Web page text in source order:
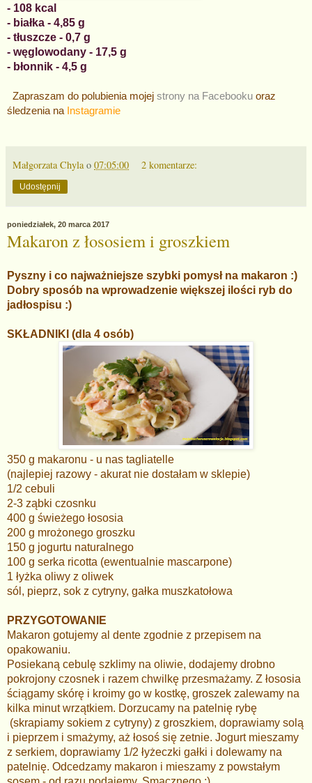
- 108 kcal
- białka - 4,85 g
- tłuszcze - 0,7 g
- węglowodany - 17,5 g
- błonnik - 4,5 g
Zapraszam do polubienia mojej strony na Facebooku oraz
śledzenia na Instagramie
Małgorzata Chyla o 07:05:00 2 komentarze:
Udostępnij
poniedziałek, 20 marca 2017
Makaron z łososiem i groszkiem
Pyszny i co najważniejsze szybki pomysł na makaron :)
Dobry sposób na wprowadzenie większej ilości ryb do
jadłospisu :)
SKŁADNIKI (dla 4 osób)
350 g makaronu - u nas tagliatelle
(najlepiej razowy - akurat nie dostałam w sklepie)
1/2 cebuli
2-3 ząbki czosnku
400 g świeżego łososia
200 g mrożonego groszku
150 g jogurtu naturalnego
100 g serka ricotta (ewentualnie mascarpone)
1 łyżka oliwy z oliwek
sól, pieprz, sok z cytryny, gałka muszkatołowa
PRZYGOTOWANIE
Makaron gotujemy al dente zgodnie z przepisem na
opakowaniu.
Posiekaną cebulę szklimy na oliwie, dodajemy drobno
pokrojony czosnek i razem chwilkę przesmażamy. Z łososia
ściągamy skórę i kroimy go w kostkę, groszek zalewamy na
kilka minut wrzątkiem. Dorzucamy na patelnię rybę
(skrapiamy sokiem z cytryny) z groszkiem, doprawiamy solą
i pieprzem i smażymy, aż łosoś się zetnie. Jogurt mieszamy
z serkiem, doprawiamy 1/2 łyżeczki gałki i dolewamy na
patelnię. Odcedzamy makaron i mieszamy z powstałym